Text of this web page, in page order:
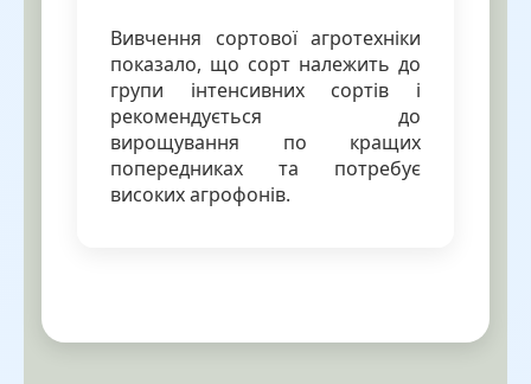
Вивчення сортової агротехніки
показало, що сорт належить до
групи інтенсивних сортів і
рекомендується до
вирощування по кращих
попередниках та потребує
високих агрофонів.